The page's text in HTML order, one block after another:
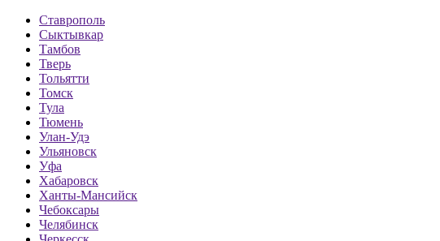
Ставрополь
Сыктывкар
Тамбов
Тверь
Тольятти
Томск
Тула
Тюмень
Улан-Удэ
Ульяновск
Уфа
Хабаровск
Ханты-Мансийск
Чебоксары
Челябинск